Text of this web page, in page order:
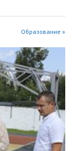
Образование »